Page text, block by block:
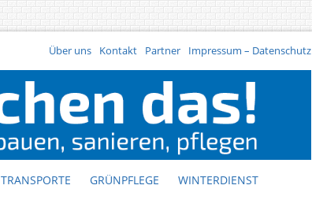
Impressum – Datenschutz
Partner
Kontakt
Über uns
TRANSPORTE GRÜNPFLEGE WINTERDIENST